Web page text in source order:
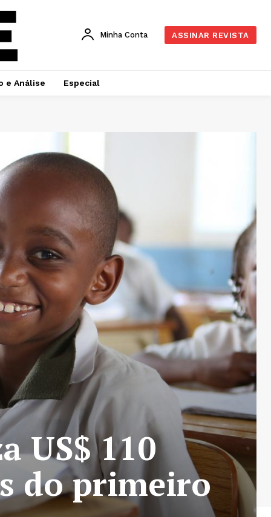
Minha Conta ASSINAR REVISTA
e Análise Especial
US$ 110
do primeiro